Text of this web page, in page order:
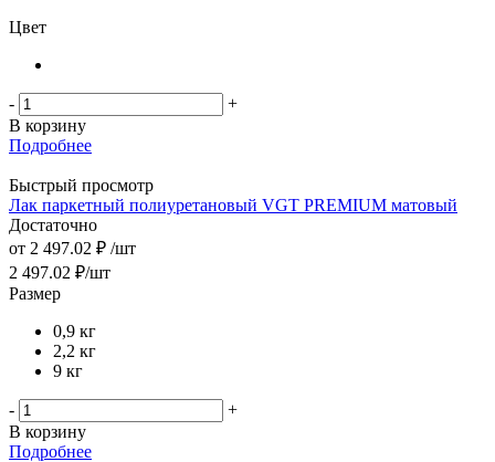
Цвет
-
+
В корзину
Подробнее
Быстрый просмотр
Лак паркетный полиуретановый VGT PREMIUM матовый
Достаточно
от 2 497.02 ₽ /шт
2 497.02 ₽/шт
Размер
0,9 кг
2,2 кг
9 кг
-
+
В корзину
Подробнее